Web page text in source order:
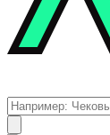
Поиск
товаров